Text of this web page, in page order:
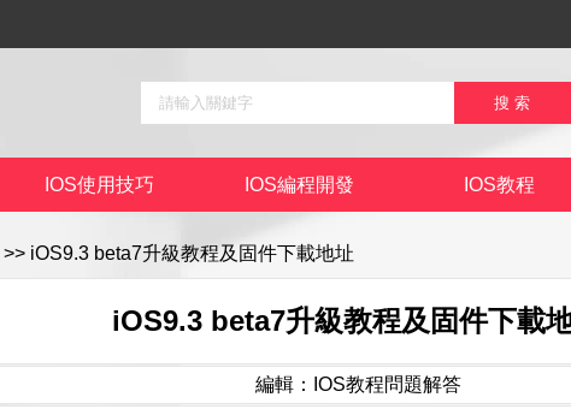
IOS使用技巧 IOS編程開發 IOS教程
>> iOS9.3 beta7升級教程及固件下載地址
iOS9.3 beta7升級教程及固件下載
編輯：IOS教程問題解答